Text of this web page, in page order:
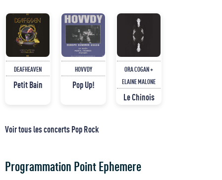
DEAFHEAVEN
Petit Bain
HOVVDY
Pop Up!
ORA COGAN +
ELAINE MALONE
Le Chinois
Voir tous les concerts Pop Rock
Programmation Point Ephemere